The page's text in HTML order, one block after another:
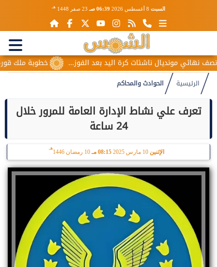
السبت 06:39 صـ 23 صفر 1448 هـ
خطوبة ملك قورة مونديال ناشئات كرة اليد بعد الفوز...
الرئيسية الحوادث والمحاكم
تعرف علي نشاط الإدارة العامة للمرور خلال
24 ساعة
الإثنين 08:15 مـ 10 رمضان 1446
هـ